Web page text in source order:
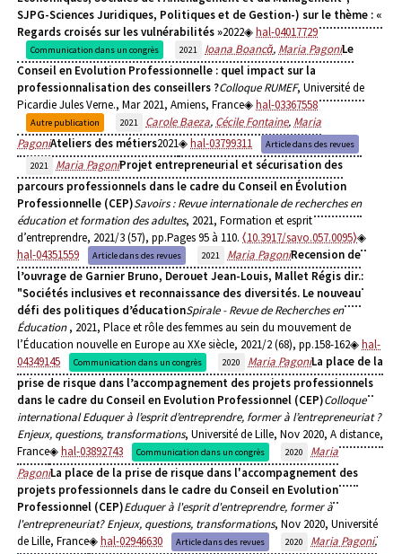
SJPG-Sciences Juridiques, Politiques et de Gestion-) sur le thème : «
Regards croisés sur les vulnérabilités »2022 hal-04017729
Communication dans un congrès 2021 Ioana Boancă, Maria PagoniLe
Conseil en Evolution Professionnelle : quel impact sur la
professionnalisation des conseillers ?Colloque RUMEF, Université de
Picardie Jules Verne., Mar 2021, Amiens, France
hal-03367558
Autre publication 2021 Carole Baeza, Cécile Fontaine, Maria
PagoniAteliers des métiers2021 hal-03799311
Article dans des revues
2021
Maria PagoniProjet entrepreneurial et sécurisation des
parcours professionnels dans le cadre du Conseil en Évolution
Professionnelle (CEP)Savoirs : Revue internationale de recherches en
éducation et formation des adultes, 2021, Formation et esprit
d’entreprendre, 2021/3 (57), pp.Pages 95 à 110. ⟨10.3917/savo.057.0095⟩
hal-04351559
Article dans des revues 2021 Maria PagoniRecension de
l’ouvrage de Garnier Bruno, Derouet Jean-Louis, Mallet Régis dir.:
"Sociétés inclusives et reconnaissance des diversités. Le nouveau
défi des politiques d’éducationSpirale - Revue de Recherches en
Éducation, 2021, Place et rôle des femmes au sein du mouvement de
l’Éducation nouvelle en Europe au XXe siècle, 2021/2 (68), pp.158-162
hal-
04349145
Communication dans un congrès 2020 Maria PagoniLa place de la
prise de risque dans l’accompagnement des projets professionnels
dans le cadre du Conseil en Evolution Professionnel (CEP)Colloque
international Eduquer à l’esprit d’entreprendre, former à l’entrepreneuriat ?
Enjeux, questions, transformations, Université de Lille, Nov 2020, A distance,
France
hal-03892743 Communication dans un congrès 2020
Maria
PagoniLa place de la prise de risque dans l'accompagnement des
projets professionnels dans le cadre du Conseil en Evolution
Professionnel (CEP)Eduquer à l'esprit d'entreprendre, former à
l'entrepreneuriat? Enjeux, questions, transformations, Nov 2020, Université
de Lille, France
hal-02946630 Article dans des revues 2020 Maria Pagoni,